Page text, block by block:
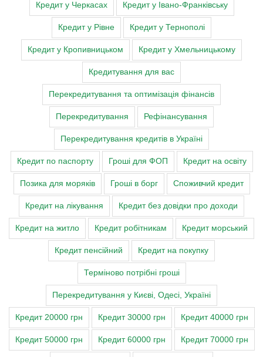
Кредит у Черкасах Кредит у Івано-Франківську
Кредит у Рівне Кредит у Тернополі
Кредит у Кропивницьком Кредит у Хмельницькому
Кредитування для вас
Перекредитування та оптимізація фінансів
Перекредитування Рефінансування
Перекредитування кредитів в Україні
Кредит по паспорту Гроші для ФОП Кредит на освіту
Позика для моряків Гроші в борг Споживчий кредит
Кредит на лікування Кредит без довідки про доходи
Кредит на житло Кредит робітникам Кредит морський
Кредит пенсійний Кредит на покупку
Терміново потрібні гроші
Перекредитування у Києві, Одесі, Україні
Кредит 20000 грн Кредит 30000 грн Кредит 40000 грн
Кредит 50000 грн Кредит 60000 грн Кредит 70000 грн